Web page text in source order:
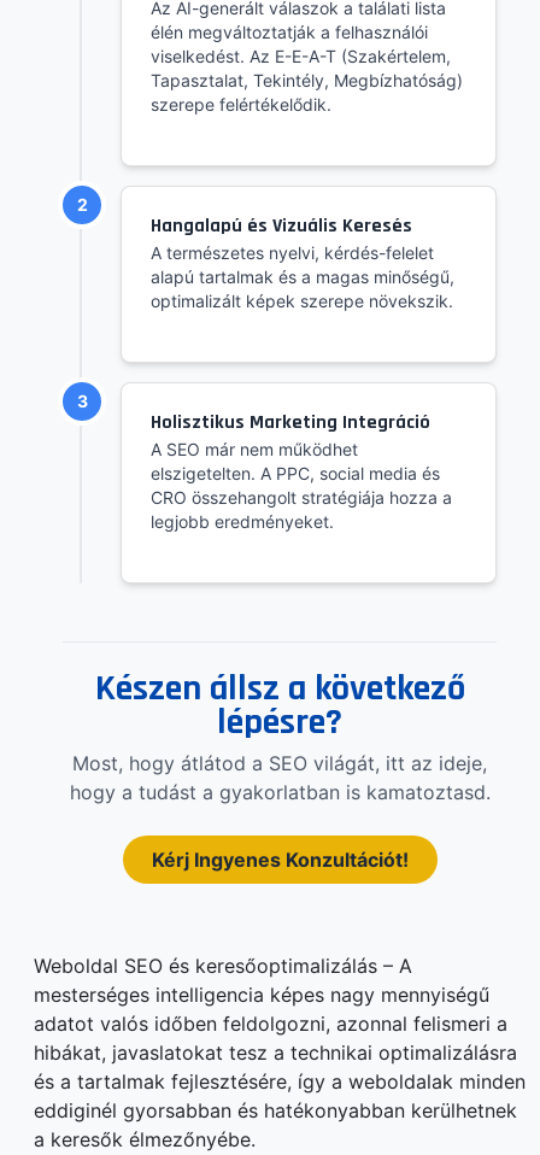
Az AI-generált válaszok a találati lista
élén megváltoztatják a felhasználói
viselkedést. Az E-E-A-T (Szakértelem,
Tapasztalat, Tekintély, Megbízhatóság)
szerepe felértékelődik.
2
Hangalapú és Vizuális Keresés
A természetes nyelvi, kérdés-felelet
alapú tartalmak és a magas minőségű,
optimalizált képek szerepe növekszik.
3
Holisztikus Marketing Integráció
A SEO már nem működhet
elszigetelten. A PPC, social media és
CRO összehangolt stratégiája hozza a
legjobb eredményeket.
Készen állsz a következő
lépésre?
Most, hogy átlátod a SEO világát, itt az ideje,
hogy a tudást a gyakorlatban is kamatoztasd.
Kérj Ingyenes Konzultációt!
Weboldal SEO és keresőoptimalizálás – A
mesterséges intelligencia képes nagy mennyiségű
adatot valós időben feldolgozni, azonnal felismeri a
hibákat, javaslatokat tesz a technikai optimalizálásra
és a tartalmak fejlesztésére, így a weboldalak minden
eddiginél gyorsabban és hatékonyabban kerülhetnek
a keresők élmezőnyébe.